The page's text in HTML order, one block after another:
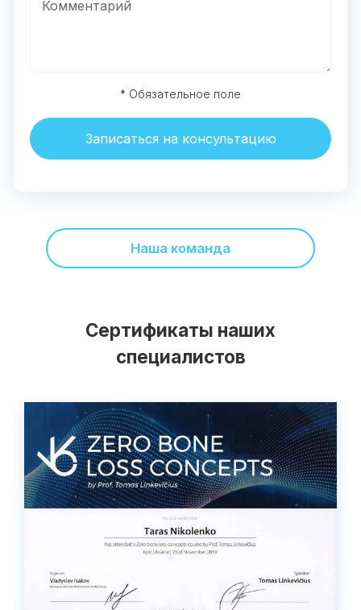
* Обязательное поле
Записаться на консультацию
Наша команда
Сертификаты наших
специалистов